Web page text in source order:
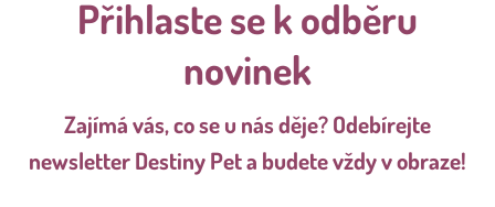
Přihlaste se k odběru
novinek
Zajímá vás, co se u nás děje? Odebírejte
newsletter Destiny Pet a budete vždy v obraze!